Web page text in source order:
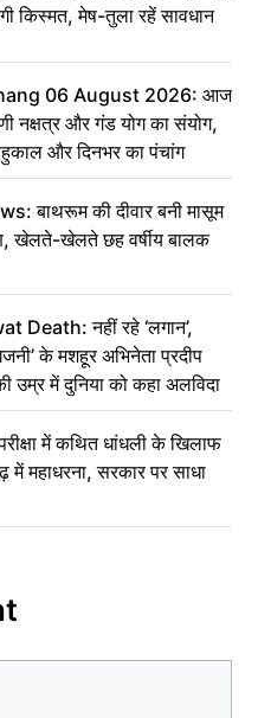
किस्मत, मेष-तुला रहें सावधान
06 August 2026: आज
नक्षत्र और गंड योग का संयोग,
और दिनभर का पंचांग
बाथरूम की दीवार बनी मासूम
खेलते-खेलते छह वर्षीय बालक
Death: नहीं रहे ‘लगान’,
के मशहूर अभिनेता प्रदीप
उम्र में दुनिया को कहा अलविदा
में कथित धांधली के खिलाफ
में महाधरना, सरकार पर साधा